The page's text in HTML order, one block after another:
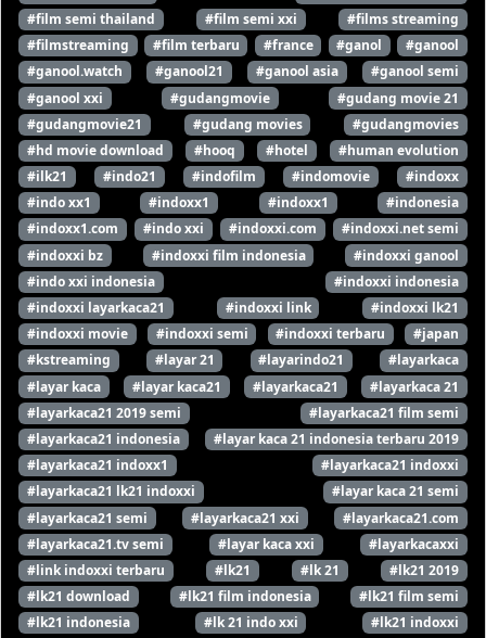
#film semi thailand
#film semi xxi
#films streaming
#filmstreaming
#film terbaru #france #ganol
#ganool
#ganool.watch
#ganool21 #ganool asia
#ganool semi
#ganool xxi
#gudangmovie
#gudang movie 21
#gudangmovie21
#gudang movies
#gudangmovies
#hd movie download
#hooq #hotel
#human evolution
#ilk21
#indo21 #indofilm #indomovie
#indoxx
#indo xx1
#indoxx1 #indoxx1
#indonesia
#indoxx1.com
#indo xxi #indoxxi.com
#indoxxi.net semi
#indoxxi bz
#indoxxi film indonesia
#indoxxi ganool
#indo xxi indonesia
#indoxxi indonesia
#indoxxi layarkaca21
#indoxxi link
#indoxxi lk21
#indoxxi movie
#indoxxi semi #indoxxi terbaru
#japan
#kstreaming
#layar 21 #layarindo21
#layarkaca
#layar kaca
#layar kaca21 #layarkaca21
#layarkaca 21
#layarkaca21 2019 semi
#layarkaca21 film semi
#layarkaca21 indonesia
#layar kaca 21 indonesia terbaru 2019
#layarkaca21 indoxx1
#layarkaca21 indoxxi
#layarkaca21 lk21 indoxxi
#layar kaca 21 semi
#layarkaca21 semi
#layarkaca21 xxi
#layarkaca21.com
#layarkaca21.tv semi
#layar kaca xxi
#layarkacaxxi
#link indoxxi terbaru
#lk21 #lk 21
#lk21 2019
#lk21 download
#lk21 film indonesia
#lk21 film semi
#lk21 indonesia
#lk 21 indo xxi
#lk21 indoxxi